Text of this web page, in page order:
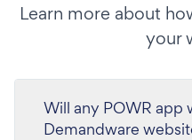
Learn more about
your
Will any POWR app
Demandware